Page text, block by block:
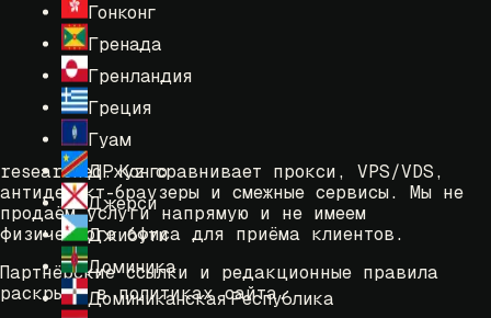
Гонконг
Гренада
Гренландия
Греция
Гуам
ДР Конго
Джерси
Джибути
Доминика
Доминиканская Республика
researched.xyz сравнивает прокси, VPS/VDS,
антидетект-браузеры и смежные сервисы. Мы не
продаём услуги напрямую и не имеем
физического офиса для приёма клиентов.
Партнёрские ссылки и редакционные правила
раскрыты в политиках сайта.